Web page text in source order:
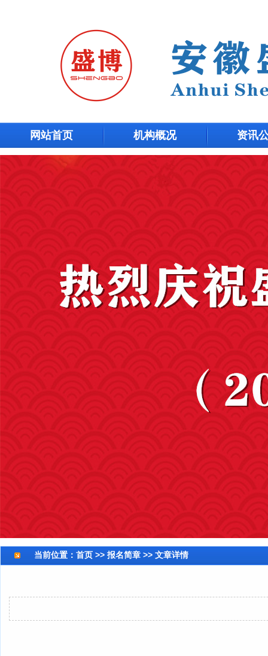
网站首页 机构概况 资讯
当前位置： 首页 >> 报名简章 >> 文章详情